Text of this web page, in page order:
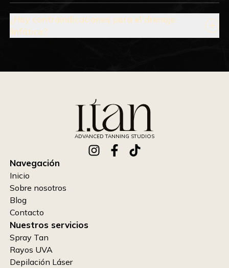
¿Hay contraindicaciones para el drenaje
linfático?
ADVANCED TANNING STUDIOS
Navegación
Inicio
Sobre nosotros
Blog
Contacto
Nuestros servicios
Spray Tan
Rayos UVA
Depilación Láser